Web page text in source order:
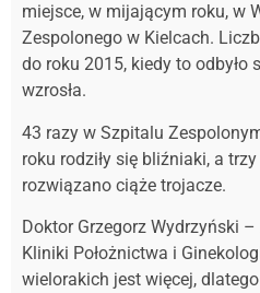
miejsce, w mijającym roku, w
Zespolonego w Kielcach.
do roku 2015, kiedy to odbyło
wzrosła.
43 razy w Szpitalu
roku rodziły się bliźniaki, a
rozwiązano ciąże trojacze.
Doktor Grzegorz Wydrzyński
Kliniki Położnictwa i
wielorakich jest więcej,